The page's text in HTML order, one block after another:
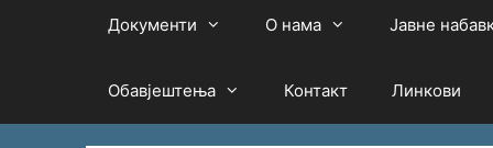
Документи О нама Јавне
Обавјештења Контакт Линкови